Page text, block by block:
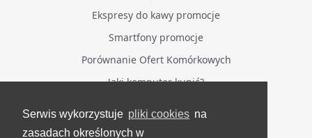
Serwis wykorzystuje pliki cookies na
zasadach określonych w
Ekspresy do kawy promocje
Smartfony promocje
Porównanie Ofert Komórkowych
Jaki komputer kupić?
BĄDŹ NA BIEŻĄCO